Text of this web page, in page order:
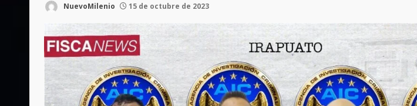
NuevoMilenio 15 de octubre de 2023